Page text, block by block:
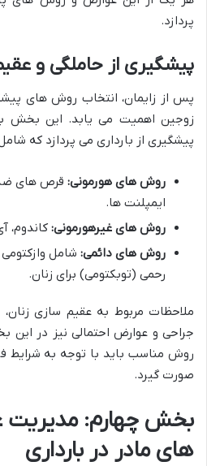
پردازد.
پیشگیری از حاملگی و
پس از زایمان، انتخاب روش های
زوجین اهمیت می یابد. این بخش
پیشگیری از بارداری می پردازد که
روش های هورمونی: قرص های
ایمپلنت ها.
روش های غیرهورمونی: کاندوم،
روش های دائمی: شامل
رحمی (توبکتومی) برای زنان.
ملاحظات مربوط به عقیم سازی
جراحی و عوارض احتمالی نیز در
روش مناسب باید با توجه به شرایط
صورت گیرد.
بخش چهارم: مدیریت
های مادر در بارداری